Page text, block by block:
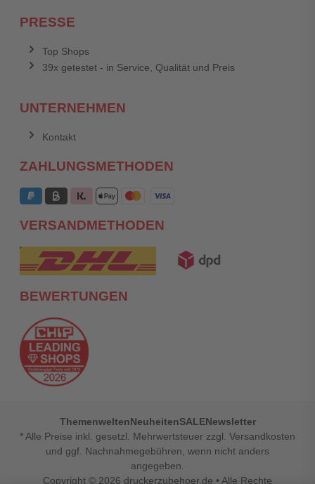
PRESSE
Top Shops
39x getestet - in Service, Qualität und Preis
UNTERNEHMEN
Kontakt
ZAHLUNGSMETHODEN
VERSANDMETHODEN
BEWERTUNGEN
ThemenweltenNeuheitenSALENewsletter
* Alle Preise inkl. gesetzl. Mehrwertsteuer zzgl. Versandkosten
und ggf. Nachnahmegebühren, wenn nicht anders
angegeben.
Copyright © 2026 druckerzubehoer.de • Alle Rechte